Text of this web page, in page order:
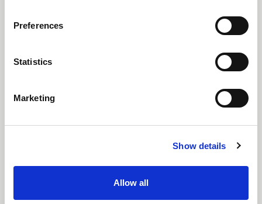
Preferences
Statistics
Marketing
Show details
Allow all
Textiles Group.
Weltneuheit: Mischgewebe mit inhärenter
Techtextil ihr Debüt